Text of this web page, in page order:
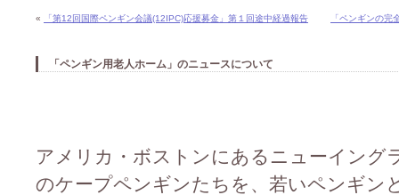
« 「第12回国際ペンギン会議(12IPC)応援募金」第１回途中経過報告 「ペンギンの
「ペンギン用老人ホーム」のニュースについて
アメリカ・ボストンにあるニューイング
のケープペンギンたちを、若いペンギン